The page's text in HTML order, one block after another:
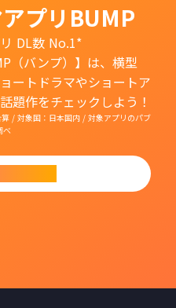
プリBUMP
DL数 No.1*
（バンプ）】は、横型
ートドラマやショートア
題作をチェックしよう！
/ 対象国：日本国内 / 対象アプリのパブ
べ